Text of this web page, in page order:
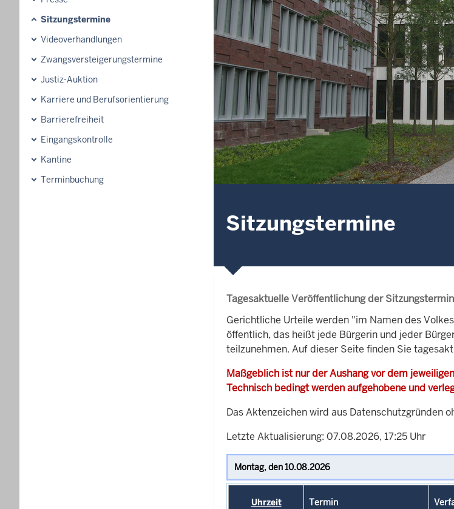
Sitzungstermine
Videoverhandlungen
Zwangsversteigerungs­termine
Justiz-Auktion
Karriere und Berufsorientierung
Barrierefreiheit
Eingangskontrolle
Kantine
Terminbuchung
Sitzungstermine
Tagesaktuelle Veröffentlichung der
Gerichtliche Urteile werden "im Namen des
öffentlich, das heißt jede Bürgerin und jeder
teilzunehmen. Auf dieser Seite finden Sie
Maßgeblich ist nur der Aushang vor dem
Technisch bedingt werden aufgehobene und
Das Aktenzeichen wird aus Datenschutzgründen
Letzte Aktualisierung: 07.08.2026, 17:25 Uhr
Uhrzeit Termin